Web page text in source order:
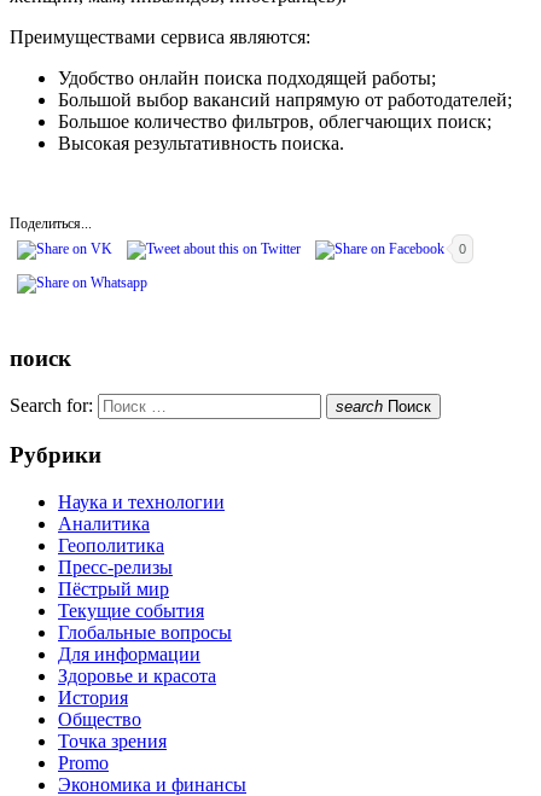
Преимуществами сервиса являются:
Удобство онлайн поиска подходящей работы;
Большой выбор вакансий напрямую от работодателей;
Большое количество фильтров, облегчающих поиск;
Высокая результативность поиска.
Поделиться...
0
поиск
Search for: search Поиск
Рубрики
Наука и технологии
Аналитика
Геополитика
Пресс-релизы
Пёстрый мир
Текущие события
Глобальные вопросы
Для информации
Здоровье и красота
История
Общество
Точка зрения
Promo
Экономика и финансы